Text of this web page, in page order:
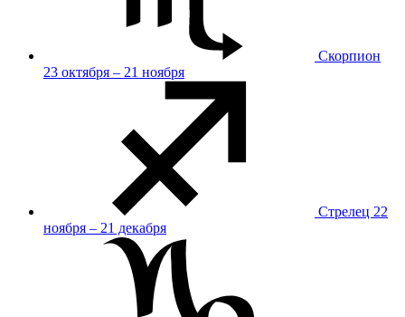
Скорпион
23 октября – 21 ноября
Стрелец 22
ноября – 21 декабря